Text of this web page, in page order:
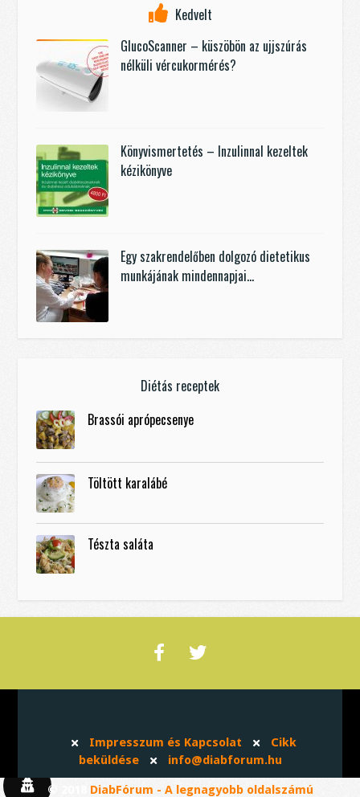
Kedvelt
GlucoScanner – küszöbön az ujjszúrás
nélküli vércukormérés?
Könyvismertetés – Inzulinnal kezeltek
kézikönyve
Egy szakrendelőben dolgozó dietetikus
munkájának mindennapjai…
Diétás receptek
Brassói aprópecsenye
Töltött karalábé
Tészta saláta
Impresszum és Kapcsolat
Cikk
beküldése
info@diabforum.hu
© 2018 DiabFórum - A legnagyobb oldalszámú